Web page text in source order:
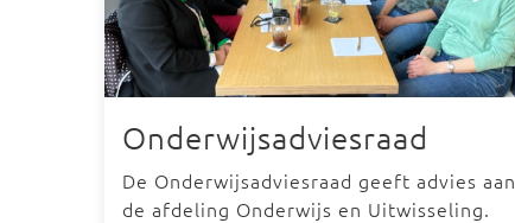
Onderwijsadviesraad
De Onderwijsadviesraad geeft advies aan
de afdeling Onderwijs en Uitwisseling.